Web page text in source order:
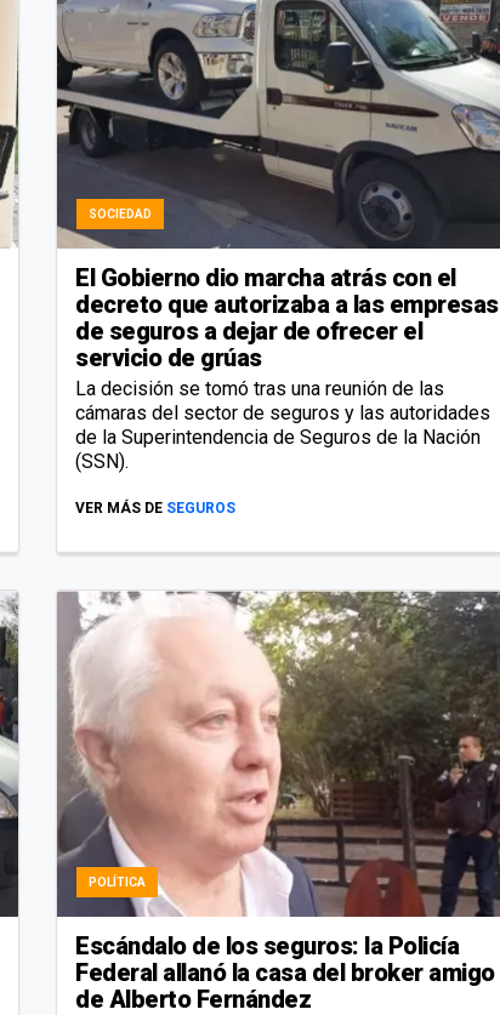
SOCIEDAD
El Gobierno dio marcha atrás con el
decreto que autorizaba a las empresas
de seguros a dejar de ofrecer el
servicio de grúas
La decisión se tomó tras una reunión de las
cámaras del sector de seguros y las autoridades
de la Superintendencia de Seguros de la Nación
(SSN).
VER MÁS DE SEGUROS
POLÍTICA
Escándalo de los seguros: la Policía
Federal allanó la casa del broker amigo
de Alberto Fernández